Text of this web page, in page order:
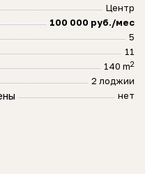
Центр
100 000 руб./мес
5
11
140 m2
2 лоджии
нет